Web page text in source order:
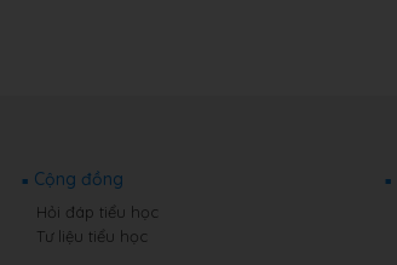
Cộng đồng
Hỏi đáp tiểu học
Tư liệu tiểu học